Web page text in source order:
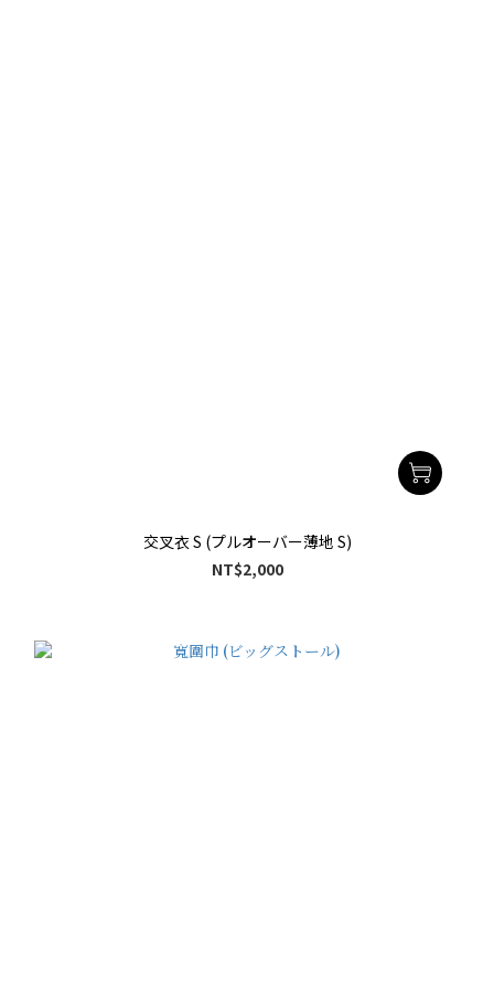
交叉衣 S (プルオーバー薄地 S)
NT$2,000